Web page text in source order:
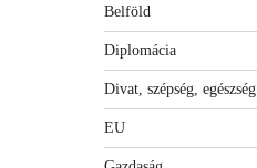
Belföld
Diplomácia
Divat, szépség, egészség
EU